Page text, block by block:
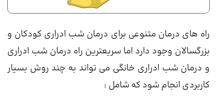
راه های درمان متنوعی برای درمان شب ادراری کودکان و
بزرگسالان وجود دارد اما سریعترین راه درمان شب ادراری
و درمان شب ادراری خانگی می تواند به چند روش بسیار
کاربردی انجام شود که شامل :